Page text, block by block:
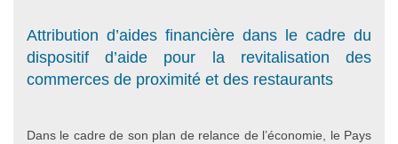
Attribution d’aides financière dans le cadre du
dispositif d’aide pour la revitalisation des
commerces de proximité et des restaurants
Dans le cadre de son plan de relance de l’économie, le Pays